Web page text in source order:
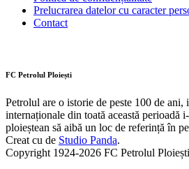
Prelucrarea datelor cu caracter
Contact
FC Petrolul Ploiești
Petrolul are o istorie de peste 100 de ani,
internaționale din toată această perioadă
ploieștean să aibă un loc de referință în
Creat cu de Studio Panda.
Copyright 1924-2026 FC Petrolul